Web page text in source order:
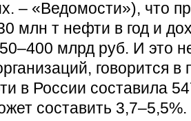
– «Ведомости»), что
млн т нефти в год и
млрд руб. И это
говорится в
в России составила
составить 3,7–5,5%.